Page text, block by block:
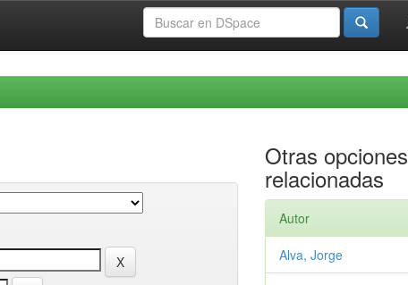
Otras opciones
relacionadas
Autor
Alva, Jorge